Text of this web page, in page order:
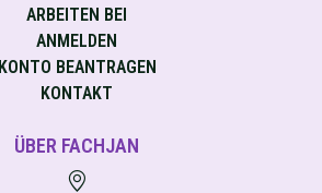
ARBEITEN BEI
ANMELDEN
KONTO BEANTRAGEN
KONTAKT
ÜBER FACHJAN